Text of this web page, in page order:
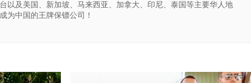
以及美国、新加坡、马来西亚、加拿大、印尼、泰国等主要华人地
为中国的王牌保镖公司！